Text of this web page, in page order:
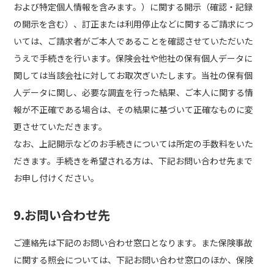
および特定個人情報を含みます。）に関する開示（確認・記録
の開示を含む）、訂正または利用停止などに関するご請求につ
いては、ご請求者がご本人であることを確認させていただいた
うえで手続きを行います。保険会社や他社の保有個人データに
関しては当該会社に対してお取次ぎいたします。当社の保有個
人データに関し、必要な調査を行った結果、ご本人に関する情
報が不正確である場合は、その結果に基づいて正確なものに変
更させていただきます。
なお、上記開示などのお手続きについては所定の手数料をいた
だきます。手続きを希望される方は、下記お問い合わせ先まで
お申し付けください。
9.お問い合わせ先
ご連絡先は下記のお問い合わせ窓口となります。また保険事故
に関する照会については、下記お問い合わせ窓口のほか、保険